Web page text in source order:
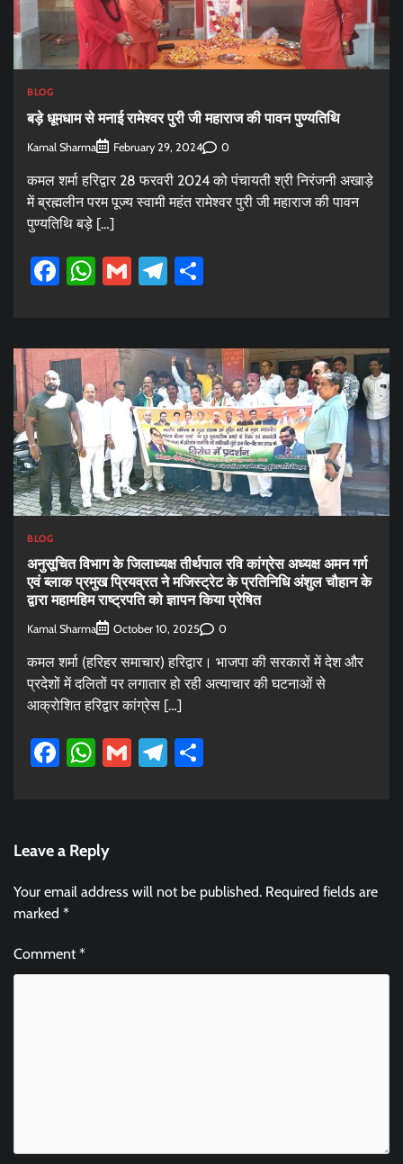
BLOG
बड़े धूमधाम से मनाई रामेश्वर पुरी जी महाराज की पावन पुण्यतिथि
Kamal Sharma February 29, 2024 0
कमल शर्मा हरिद्वार 28 फरवरी 2024 को पंचायती श्री निरंजनी अखाड़े
में ब्रह्मलीन परम पूज्य स्वामी महंत रामेश्वर पुरी जी महाराज की पावन
पुण्यतिथि बड़े […]
Facebook
WhatsApp
GmailTelegram
BLOG
अनुसूचित विभाग के जिलाध्यक्ष तीर्थपाल रवि कांग्रेस अध्यक्ष अमन गर्ग
एवं ब्लाक प्रमुख प्रियव्रत ने मजिस्ट्रेट के प्रतिनिधि अंशुल चौहान के
द्वारा महामहिम राष्ट्रपति को ज्ञापन किया प्रेषित
Kamal Sharma October 10, 2025 0
कमल शर्मा (हरिहर समाचार) हरिद्वार। भाजपा की सरकारों में देश और
प्रदेशों में दलितों पर लगातार हो रही अत्याचार की घटनाओं से
आक्रोशित हरिद्वार कांग्रेस […]
Facebook
WhatsApp
GmailTelegram
Leave a Reply
Your email address will not be published. Required fields are
marked *
Comment*